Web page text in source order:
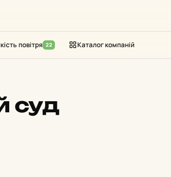
повітря 22 Каталог компаній
суд